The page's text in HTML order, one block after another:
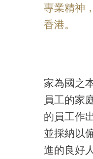
專業精神
香港。
家為國之
員工的家
的員工作
並採納以
進的良好